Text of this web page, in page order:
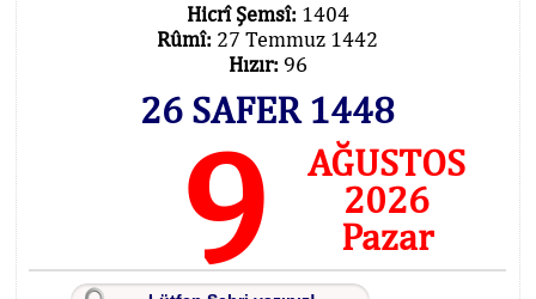
Hicrî Şemsî: 1404
Rûmî: 27 Temmuz 1442
Hızır: 96
26 SAFER 1448
9
AĞUSTOS
2026
Pazar